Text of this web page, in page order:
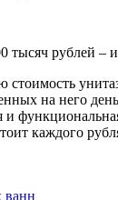
тысяч рублей – и
стоимость
на него
и
каждого
ванн